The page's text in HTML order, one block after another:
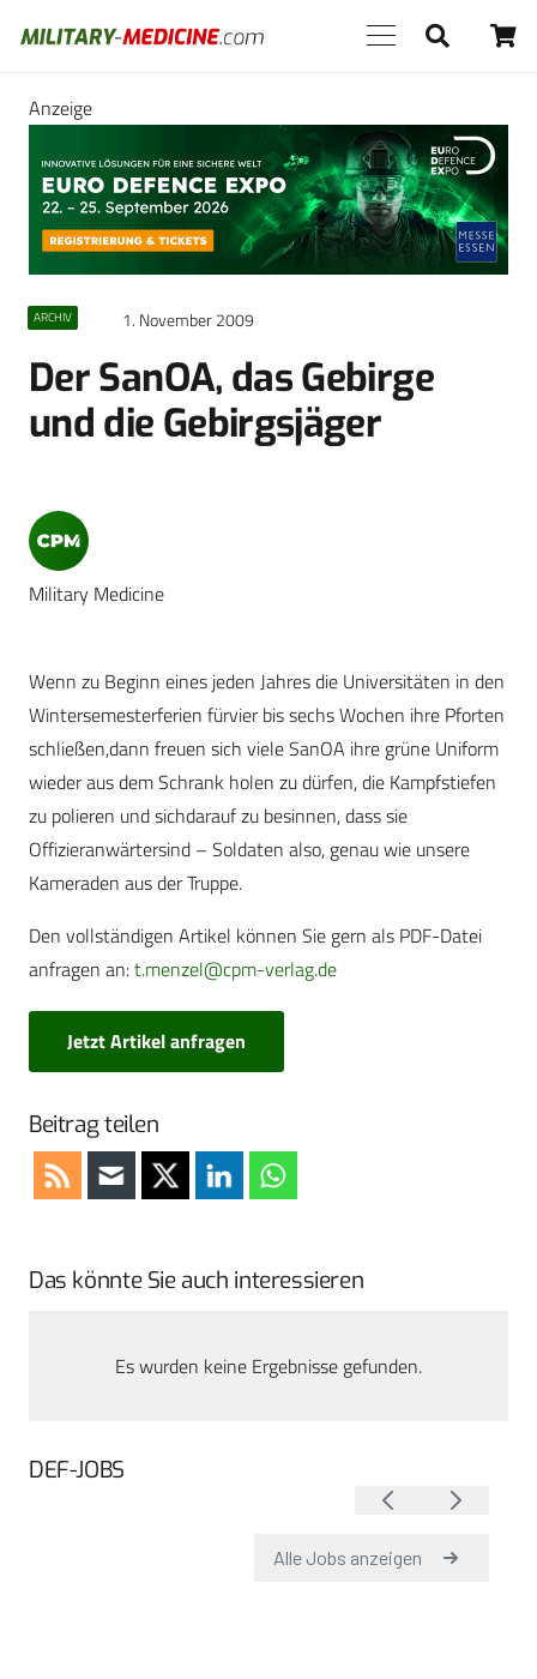
Anzeige
ARCHIV 1. November 2009
Der SanOA, das Gebirge
und die Gebirgsjäger
Military Medicine
Wenn zu Beginn eines jeden Jahres die Universitäten in den
Wintersemesterferien fürvier bis sechs Wochen ihre Pforten
schließen,dann freuen sich viele SanOA ihre grüne Uniform
wieder aus dem Schrank holen zu dürfen, die Kampfstiefen
zu polieren und sichdarauf zu besinnen, dass sie
Offizieranwärtersind – Soldaten also, genau wie unsere
Kameraden aus der Truppe.
Den vollständigen Artikel können Sie gern als PDF-Datei
anfragen an:t.menzel@cpm-verlag.de
Jetzt Artikel anfragen
Beitrag teilen
Das könnte Sie auch interessieren
Es wurden keine Ergebnisse gefunden.
DEF-JOBS